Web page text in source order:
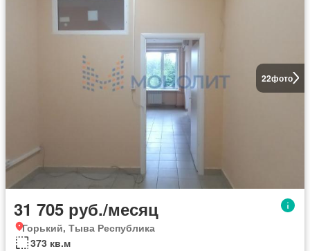
22фото
31 705 руб./месяц
Горький, Тыва Республика
373 кв.м